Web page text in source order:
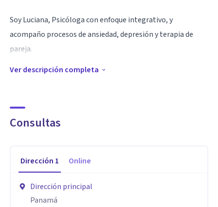
Soy Luciana, Psicóloga con enfoque integrativo, y
acompaño procesos de ansiedad, depresión y terapia de
pareja.
herramientas de comunicación, brindando recursos
concretos para regular emociones, comprender patrones y
Ofrezco sesiones individuales y terapia de pareja en
Ver descripción completa
Consultas
Dirección 1 Online
Dirección principal
Panamá